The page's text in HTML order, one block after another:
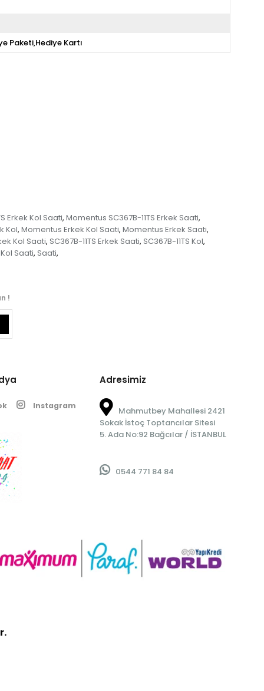
Paketi,Hediye Kartı
Erkek Kol Saati, Momentus SC367B-11TS Erkek Saati,
Kol, Momentus Erkek Kol Saati, Momentus Erkek Saati,
Kol Saati, SC367B-11TS Erkek Saati, SC367B-11TS Kol,
Kol Saati, Saati,
!
Instagram
Adresimiz
Mahmutbey Mahallesi 2421
Sokak İstoç Toptancılar Sitesi
5. Ada No:92 Bağcılar / İSTANBUL
0544 771 84 84